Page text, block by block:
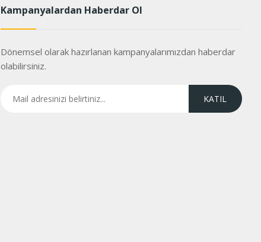
Kampanyalardan Haberdar Ol
Dönemsel olarak hazırlanan kampanyalarımızdan haberdar
olabilirsiniz.